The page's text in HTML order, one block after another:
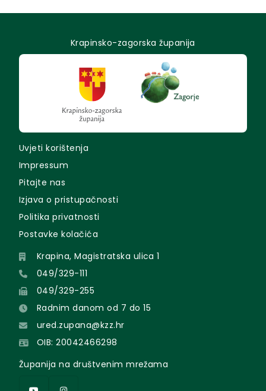
Krapinsko-zagorska županija
Uvjeti korištenja
Impressum
Pitajte nas
Izjava o pristupačnosti
Politika privatnosti
Postavke kolačića
Krapina, Magistratska ulica 1
049/329-111
049/329-255
Radnim danom od 7 do 15
ured.zupana@kzz.hr
OIB: 20042466298
Županija na društvenim mrežama